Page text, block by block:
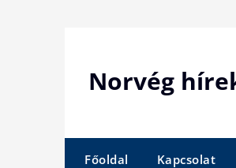
Norvég
Főoldal Kapcsolat